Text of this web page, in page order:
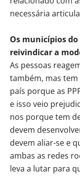
necessária
Os municípios
reivindicar a
As pessoas
também, mas
país porque as
e isso veio
nos porque tem
devem
devem aliar-se e
ambas as redes
leva a lutar para